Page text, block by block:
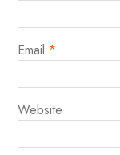
Email *
Website